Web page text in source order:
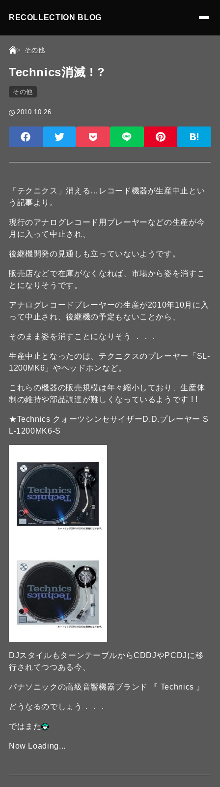
RECOLLECTION BLOG
その他
Technics消滅 ! ?
その他
2010.10.26
「テクニクス」消える…レコード機器が生産中止とい
う記事より。
現行のアナログレコード用プレーヤーなどの生産が今
月に入って中止され、
後継機開発の見通しも立っていないようです。
販売店などで在庫がなくなれば、市場から姿を消すこ
とになりそうです。
アナログレコードプレーヤーの生産が2010年10月に入
って中止され、後継機の予定もないことから、
そのまま姿を消すことになりそう ．．．
生産中止となったのは、テクニクスのプレーヤー「SL-
1200MK6」やヘッドホンなど。
これらの機器の販売規模は年々縮小しており、生産体
制の維持や部品調達が難しくなっているようです ! !
★Technics クォーツシンセサイザーD.D.プレーヤー S
L-1200MK6-S
DJスタイルもターンテーブルからCDDJやPCDJに移
行されてつつある今、
パナソニックの高級音響機器ブランド 『 Technics 』
どうなるのでしょう．．．
ではまた
Now Loading...